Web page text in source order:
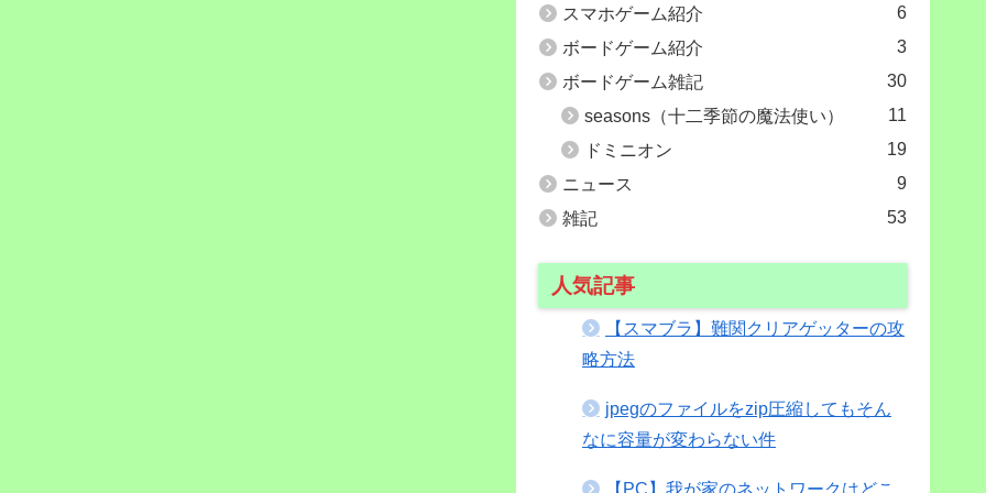
スマホゲーム紹介
6
ボードゲーム紹介
3
ボードゲーム雑記
30
seasons（十二季節の魔法使い）
11
ドミニオン
19
ニュース
9
雑記
53
人気記事
【スマブラ】難関クリアゲッターの攻
略方法
jpegのファイルをzip圧縮してもそん
なに容量が変わらない件